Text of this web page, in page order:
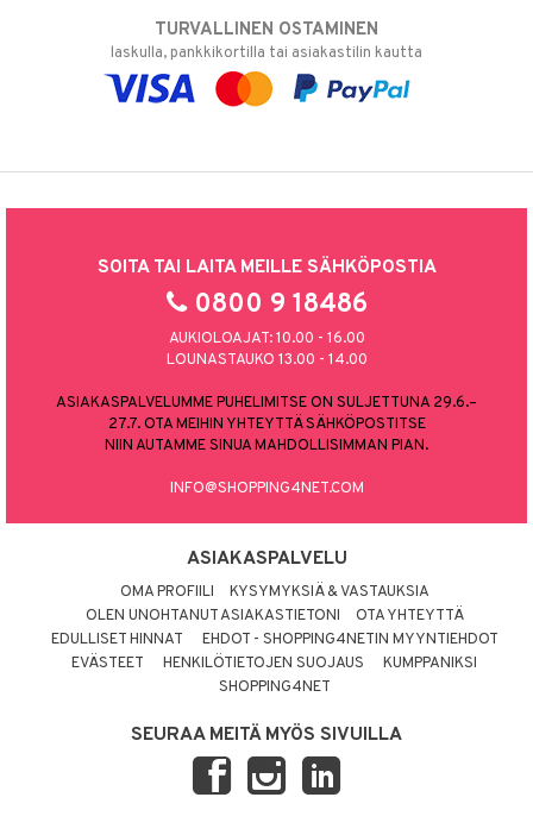
TURVALLINEN OSTAMINEN
laskulla, pankkikortilla tai asiakastilin kautta
SOITA TAI LAITA MEILLE SÄHKÖPOSTIA
0800 9 18486
AUKIOLOAJAT: 10.00 - 16.00
LOUNASTAUKO 13.00 - 14.00
ASIAKASPALVELUMME PUHELIMITSE ON SULJETTUNA 29.6.–
27.7. OTA MEIHIN YHTEYTTÄ SÄHKÖPOSTITSE
NIIN AUTAMME SINUA MAHDOLLISIMMAN PIAN.
INFO@SHOPPING4NET.COM
ASIAKASPALVELU
OMA PROFIILI
KYSYMYKSIÄ & VASTAUKSIA
OLEN UNOHTANUT ASIAKASTIETONI
OTA YHTEYTTÄ
EDULLISET HINNAT
EHDOT - SHOPPING4NETIN MYYNTIEHDOT
EVÄSTEET
HENKILÖTIETOJEN SUOJAUS
KUMPPANIKSI
SHOPPING4NET
SEURAA MEITÄ MYÖS SIVUILLA